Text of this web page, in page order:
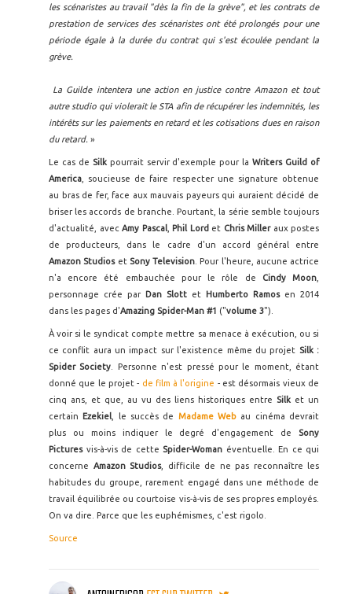
les scénaristes au travail "dès la fin de la grève", et les contrats de
prestation de services des scénaristes ont été prolongés pour une
période égale à la durée du contrat qui s'est écoulée pendant la
grève.
La Guilde intentera une action en justice contre Amazon et tout
autre studio qui violerait le STA afin de récupérer les indemnités, les
intérêts sur les paiements en retard et les cotisations dues en raison
du retard. »
Le cas de Silk pourrait servir d'exemple pour laWriters Guild of
America , soucieuse de faire respecter une signature obtenue
au bras de fer, face aux mauvais payeurs qui auraient décidé de
briser les accords de branche. Pourtant, la série semble toujours
d'actualité, avec Amy Pascal, Phil Lord et Chris Milleraux postes
de producteurs, dans le cadre d'un accord général entre
Amazon Studioset Sony Television . Pour l'heure, aucune actrice
n'a encore été embauchée pour le rôle de
Cindy Moon
personnage crée par Dan Slott et Humberto Ramosen 2014
dans les pages d'Amazing Spider-Man #1 ("volume 3").
À voir si le syndicat compte mettre sa menace à exécution, ou si
ce conflit aura un impact sur l'existence même du projet Silk :
Spider Society . Personne n'est pressé pour le moment, étant
donné que le projet - de film à l'origine - est désormais vieux de
cinq ans, et que, au vu des liens historiques entre Silk et un
certain
Ezekiel , le succès de Madame Web au cinéma devrait
plus ou moins indiquer le degré d'engagement de Sony
Picturesvis-à-vis de cette Spider-Woman éventuelle. En ce qui
concerne Amazon Studios, difficile de ne pas reconnaître les
habitudes du groupe, rarement engagé dans une méthode de
travail équilibrée ou courtoise vis-à-vis de ses propres employés.
On va dire. Parce que les euphémismes, c'est rigolo.
Source